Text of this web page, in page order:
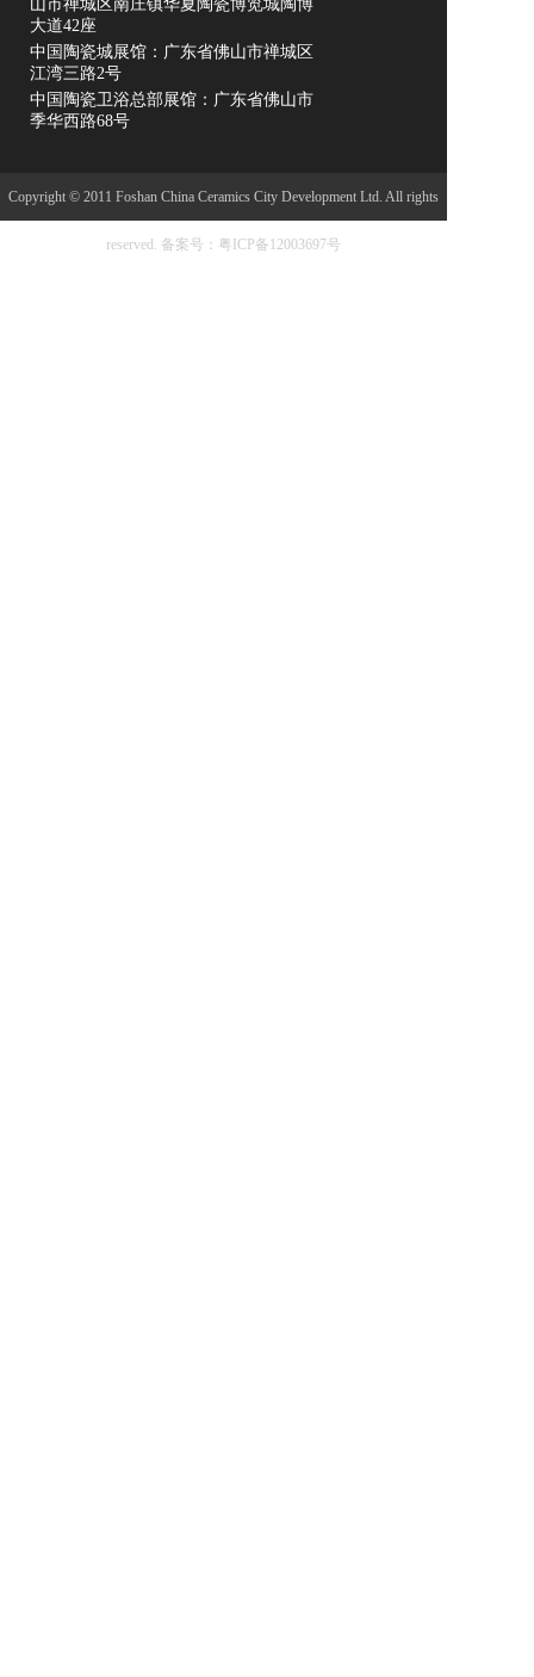
山市禅城区南庄镇华夏陶瓷博览城陶博
大道42座
中国陶瓷城展馆：广东省佛山市禅城区
江湾三路2号
中国陶瓷卫浴总部展馆：广东省佛山市
季华西路68号
Copyright © 2011 Foshan China Ceramics City Development Ltd. All rights
reserved. 备案号：粤ICP备12003697号